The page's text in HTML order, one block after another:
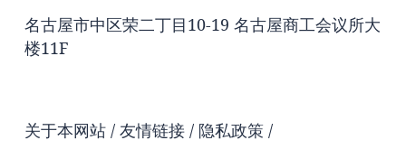
名古屋市中区荣二丁目10-19 名古屋商工会议所大
楼11F
关于本网站 友情链接 隐私政策